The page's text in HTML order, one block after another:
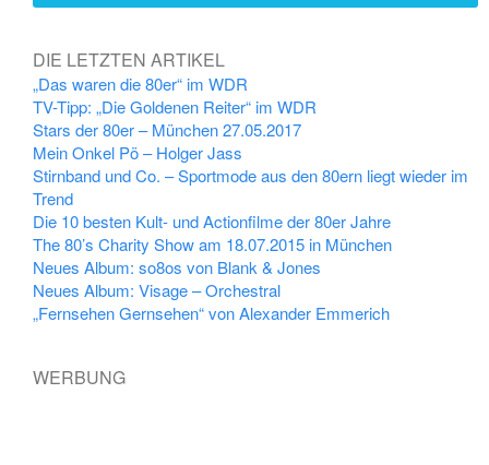
DIE LETZTEN ARTIKEL
„Das waren die 80er“ im WDR
TV-Tipp: „Die Goldenen Reiter“ im WDR
Stars der 80er – München 27.05.2017
Mein Onkel Pö – Holger Jass
Stirnband und Co. – Sportmode aus den 80ern liegt wieder im
Trend
Die 10 besten Kult- und Actionfilme der 80er Jahre
The 80’s Charity Show am 18.07.2015 in München
Neues Album: so8os von Blank & Jones
Neues Album: Visage – Orchestral
„Fernsehen Gernsehen“ von Alexander Emmerich
WERBUNG